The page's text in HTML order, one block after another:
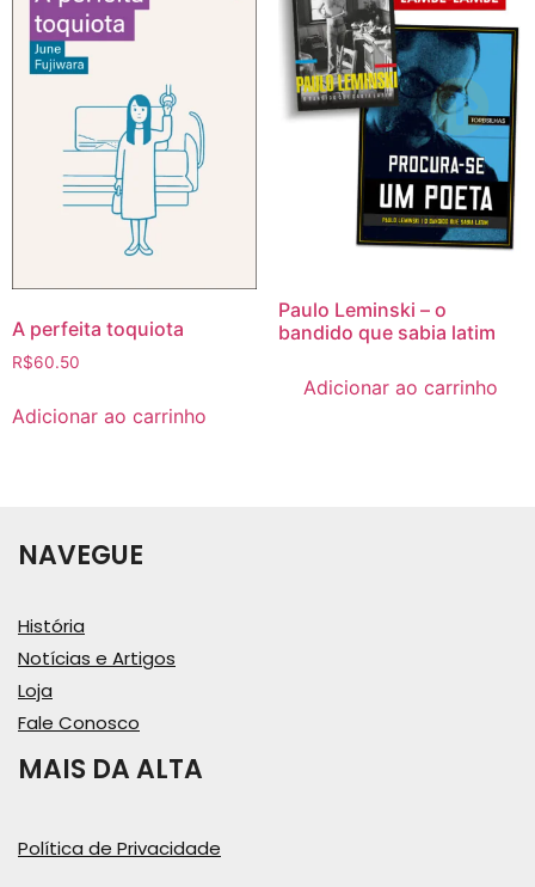
A perfeita toquiota
R$60.50
Adicionar ao carrinho
Paulo Leminski – o
bandido que sabia latim
Adicionar ao carrinho
NAVEGUE
História
Notícias e Artigos
Loja
Fale Conosco
MAIS DA ALTA
Política de Privacidade